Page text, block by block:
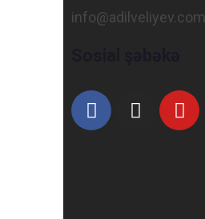
info@adilveliyev.com